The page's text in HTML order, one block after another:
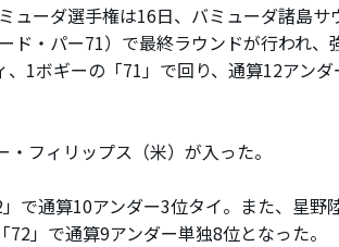
ューダ選手権は16日、バミューダ諸島サ
ド・パー71）で最終ラウンドが行われ、
1ボギーの「71」で回り、通算12アンダ
フィリップス（米）が入った。
で通算10アンダー3位タイ。また、星野
」で通算9アンダー単独8位となった。